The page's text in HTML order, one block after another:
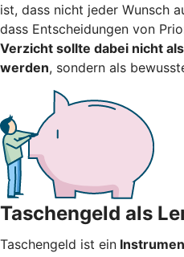
ist, dass nicht jeder Wunsch
dass Entscheidungen von
Verzicht sollte dabei nicht
werden, sondern als
Taschengeld als
Taschengeld ist ein